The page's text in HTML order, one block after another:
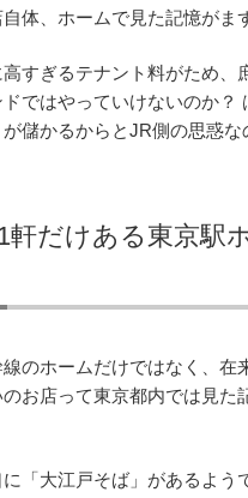
体、ホームで見た記憶がま
すぎるテナント料がため、
ではやっていけないのか？
儲かるからとJR側の思惑な
軒だけある東京駅
のホームだけではなく、在
のお店って東京都内では見た
に「大江戸そば」があるよう